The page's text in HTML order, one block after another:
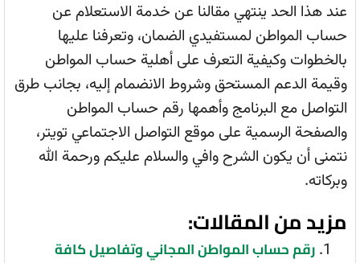
عند هذا الحد ينتهي مقالنا عن خدمة الاستعلام عن
حساب المواطن لمستفيدي الضمان، وتعرفنا عليها
بالخطوات وكيفية التعرف على أهلية حساب المواطن
وقيمة الدعم المستحق وشروط الانضمام إليه، بجانب طرق
التواصل مع البرنامج وأهمها رقم حساب المواطن
والصفحة الرسمية على موقع التواصل الاجتماعي تويتر،
نتمنى أن يكون الشرح وافي والسلام عليكم ورحمة الله
وبركاته.
مزيد من المقالات:
رقم حساب المواطن المجاني وتفاصيل كافة